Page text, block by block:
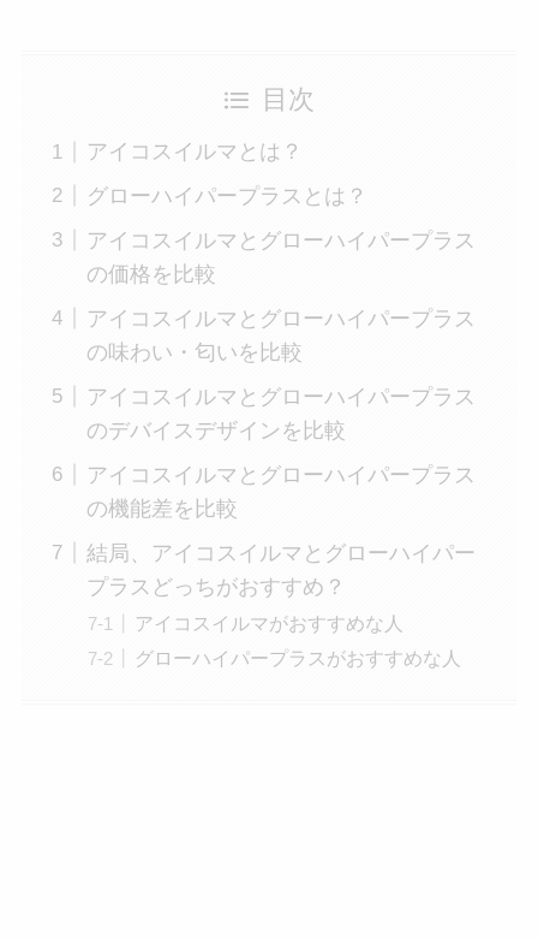
目次
アイコスイルマとは？
グローハイパープラスとは？
アイコスイルマとグローハイパープラス
の価格を比較
アイコスイルマとグローハイパープラス
の味わい・匂いを比較
アイコスイルマとグローハイパープラス
のデバイスデザインを比較
アイコスイルマとグローハイパープラス
の機能差を比較
結局、アイコスイルマとグローハイパー
プラスどっちがおすすめ？
アイコスイルマがおすすめな人
グローハイパープラスがおすすめな人